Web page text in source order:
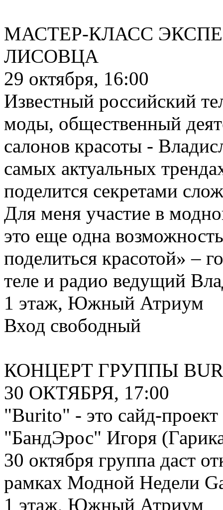
МАСТЕР-КЛАСС
ЛИСОВЦА
29 октября, 16:00
Известный российский
моды, общественный
салонов красоты -
самых актуальных
поделится секретами
Для меня участие в
это еще одна
поделиться красотой» –
теле и радио ведущий
1 этаж, Южный Атриум
Вход свободный
КОНЦЕРТ ГРУППЫ
30 ОКТЯБРЯ, 17:00
"Burito" - это сайд-
"БандЭрос" Игоря
30 октября группа даст
рамках Модной Недели
1 этаж, Южный Атриум